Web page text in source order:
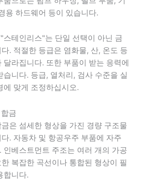
용 하드웨어 등이 있습니다.
스테인리스"는 단일 선택이 아닌 금
. 적절한 등급은 염화물, 산, 온도 등
달라집니다. 또한 부품이 받는 응력에
습니다. 등급, 열처리, 검사 수준을 실
에 맞게 조정하십시오.
금
은 섬세한 형상을 가진 경량 구조물
. 자동차 및 항공우주 부품에 자주
인베스트먼트 주조는 여러 개의 가공
복잡한 곡선이나 통합된 형상이 필
합니다.